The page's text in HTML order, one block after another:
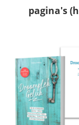
pagina's